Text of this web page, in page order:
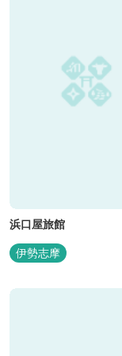
浜口屋旅館
伊勢志摩